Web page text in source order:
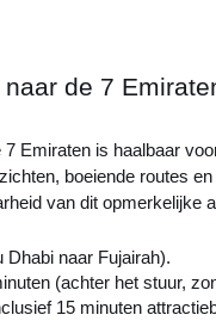
de 7
Emiraten is haalbaar
boeiende routes
van dit opmerkelijke
Dhabi naar Fujairah).
(achter het stuur,
15 minuten